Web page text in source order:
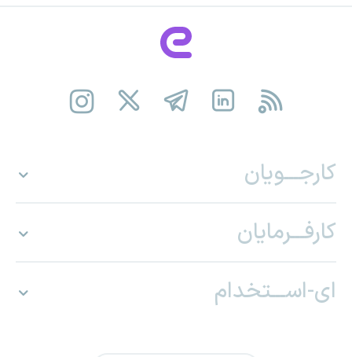
کارجـــویان
کارفـــرمایان
ای-اســـتخدام